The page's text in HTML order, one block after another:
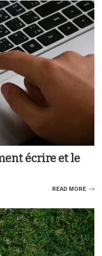
écrire et le
READ MORE